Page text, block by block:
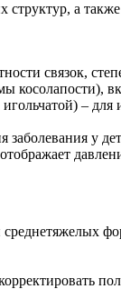
а
связок,
косолапости),
–
заболевания у